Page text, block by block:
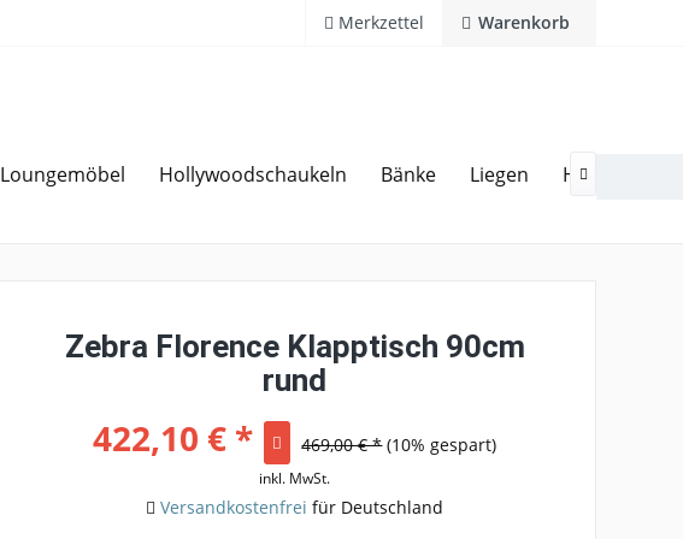
Warenkorb
Merkzettel
Loungemöbel Hollywoodschaukeln Bänke Liegen Hocker

Über 20 Jahre Erfahrung Hotline 02594 94 11 0
Zebra Florence Klapptisch 90cm
rund
422,10 € * 469,00 € * (10% gespart)
inkl. MwSt.
Versandkostenfrei für Deutschland